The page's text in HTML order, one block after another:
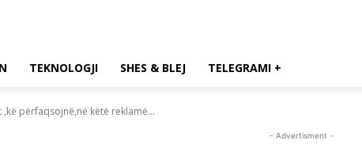
TEKNOLOGJI SHES & BLEJ TELEGRAMI +
përfaqsojnë,në këtë reklamë...
- Advertisment -